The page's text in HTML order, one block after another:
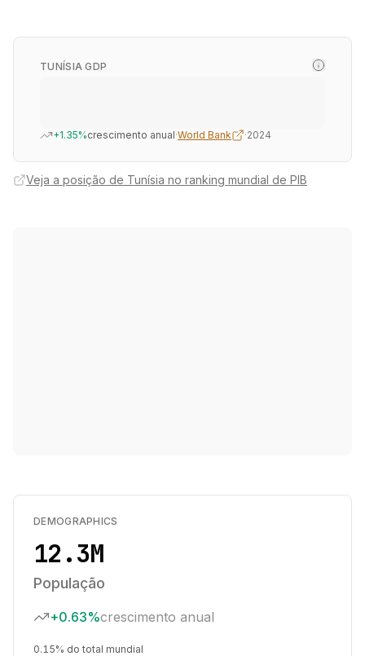
TUNÍSIA GDP
+1.35%crescimento anual·World Bank ·2024
Veja a posição de Tunísia no ranking mundial de PIB
DEMOGRAPHICS
12.3M
População
+0.63%crescimento anual
0.15% do total mundial